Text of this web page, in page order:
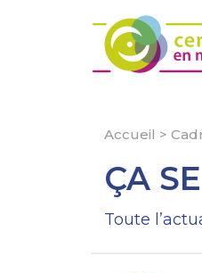
Accueil >
ÇA
Toute